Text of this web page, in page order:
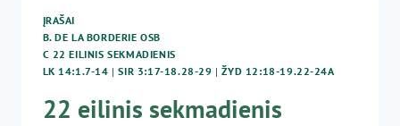
ĮRAŠAI
B. DE LA BORDERIE OSB
C 22 EILINIS SEKMADIENIS
LK 14:1.7-14 |SIR 3:17-18.28-29 |ŽYD 12:18-19.22-24A
22 eilinis sekmadienis